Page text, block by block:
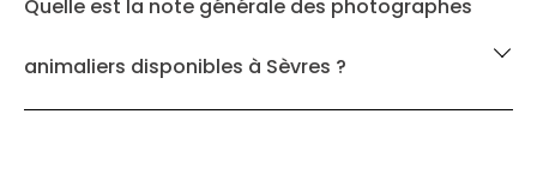
Quelle est la note générale des photographes
animaliers disponibles à Sèvres ?